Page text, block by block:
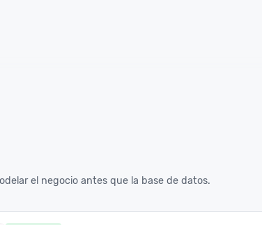
el negocio antes que la base de datos.